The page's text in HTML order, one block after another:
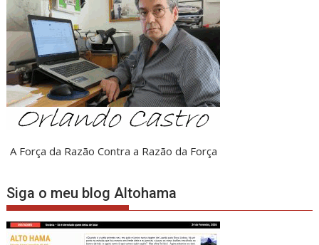
A Força da Razão Contra a Razão da Força
Siga o meu blog Altohama